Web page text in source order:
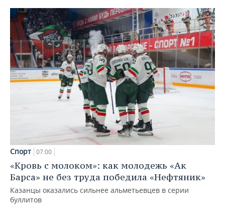
Спорт 07:00
«Кровь с молоком»: как молодежь «Ак
Барса» не без труда победила «Нефтяник»
Казанцы оказались сильнее альметьевцев в серии
буллитов